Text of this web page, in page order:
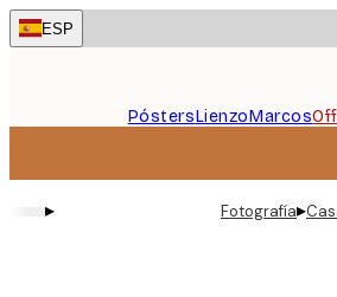
Skip
to
ESP
PóstersLienzoMarcos
▸ Fotografía▸